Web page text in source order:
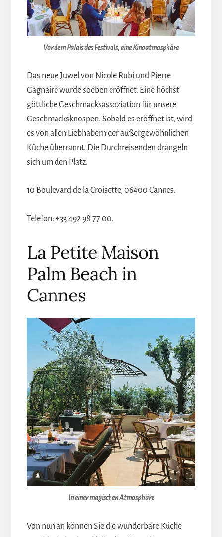
Vor dem Palais des Festivals, eine Kinoatmosphäre
Das neue Juwel von Nicole Rubi und Pierre
Gagnaire wurde soeben eröffnet. Eine höchst
göttliche Geschmacksassoziation für unsere
Geschmacksknospen. Sobald es eröffnet ist, wird
es von allen Liebhabern der außergewöhnlichen
Küche überrannt. Die Durchreisenden drängeln
sich um den Platz.
10 Boulevard de la Croisette, 06400 Cannes.
Telefon: +33 492 98 77 00.
La Petite Maison
Palm Beach in
Cannes
In einer magischen Atmosphäre
Von nun an können Sie die wunderbare Küche